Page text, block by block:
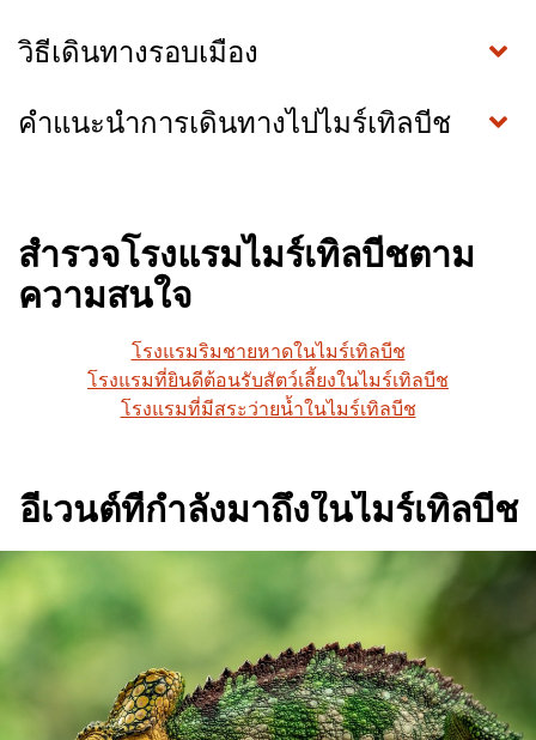
วิธีเดินทางรอบเมือง
คำแนะนำการเดินทางไปไมร์เทิลบีช
สำรวจโรงแรมไมร์เทิลบีชตาม
ความสนใจ
โรงแรมริมชายหาดในไมร์เทิลบีช
โรงแรมที่ยินดีต้อนรับสัตว์เลี้ยงในไมร์เทิลบีช
โรงแรมที่มีสระว่ายน้ำในไมร์เทิลบีช
อีเวนต์ที่กำลังมาถึงในไมร์เทิลบีช